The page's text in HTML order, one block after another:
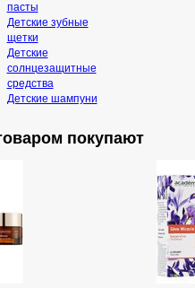
пасты
Детские зубные
щетки
Детские
солнцезащитные
средства
Детские шампуни
покупают